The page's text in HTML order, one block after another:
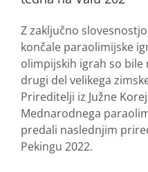
Z zaključno
končale paraolimijske
olimpijskih igrah so bile
drugi del velikega
Prireditelji iz Južne
Mednarodnega
predali naslednjim
Pekingu 2022.